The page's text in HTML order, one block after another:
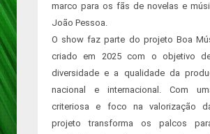
marco para os fãs de novelas e
João Pessoa.
O show faz parte do projeto Boa
criado em 2025 com o objetivo
diversidade e a qualidade da
nacional e internacional. Com
criteriosa e foco na valorização
projeto transforma os palcos